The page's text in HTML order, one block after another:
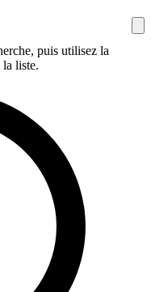
puis utilisez la
liste.